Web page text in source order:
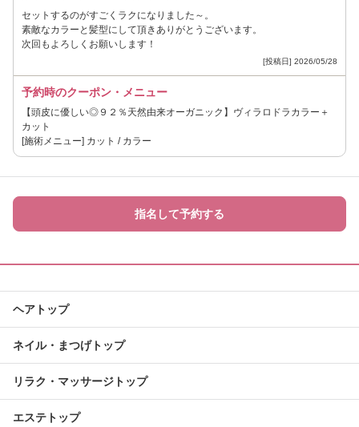
セットするのがすごくラクになりました～。
素敵なカラーと髪型にして頂きありがとうございます。
次回もよろしくお願いします！
[投稿日] 2026/05/28
予約時のクーポン・メニュー
【頭皮に優しい◎９２％天然由来オーガニック】ヴィラロドラカラー＋
カット
[施術メニュー] カット / カラー
指名して予約する
ヘアトップ
ネイル・まつげトップ
リラク・マッサージトップ
エステトップ